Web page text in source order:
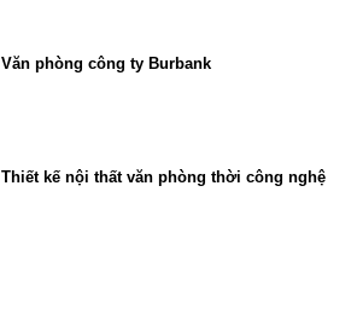
Văn phòng công ty Burbank
Thiết kế nội thất văn phòng thời công nghệ